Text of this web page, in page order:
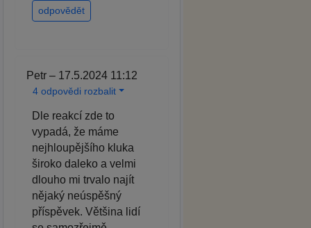
odpovědět
Petr – 17.5.2024 11:12
4 odpovědi rozbalit
Dle reakcí zde to
vypadá, že máme
nejhloupějšího kluka
široko daleko a velmi
dlouho mi trvalo najít
nějaký neúspěšný
příspěvek. Většina lidí